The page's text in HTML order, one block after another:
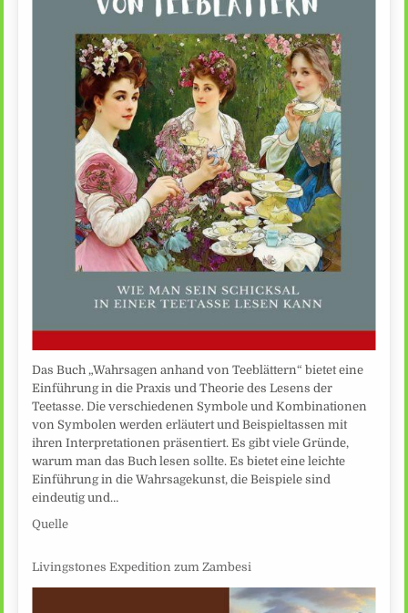
Das Buch „Wahrsagen anhand von Teeblättern“ bietet eine
Einführung in die Praxis und Theorie des Lesens der
Teetasse. Die verschiedenen Symbole und Kombinationen
von Symbolen werden erläutert und Beispieltassen mit
ihren Interpretationen präsentiert. Es gibt viele Gründe,
warum man das Buch lesen sollte. Es bietet eine leichte
Einführung in die Wahrsagekunst, die Beispiele sind
eindeutig und…
Quelle
Livingstones Expedition zum Zambesi